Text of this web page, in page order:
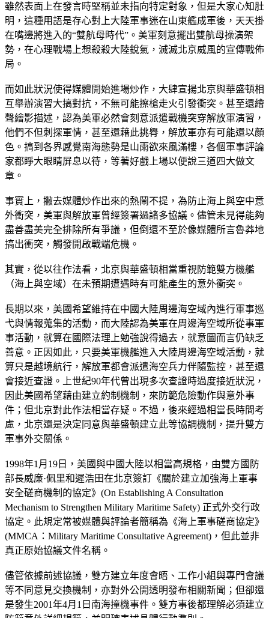
雖然表面上在發言時堅稱並未指向特定對象，但是大家心知肚
明，這種用語是存心對上大陸軍事迷在山東艦成軍後，天天掛
在嘴邊將進入的“雙航母時代”。美軍刻意擺出雙航母操演架
勢，在心理戰場上想殺殺大陸銳氣，滅滅北京威風的宣傳戰佈
局。
而如此狀況使得媒體開始進場炒作，大肆宣揚北京與華盛頓相
互舉辦演習大搞對抗，不無可能擦槍走火引發衝突。甚至還繪
聲繪影描述，認為美軍必然會刻意派遣戰機突穿解放軍演習，
他們不但刺探軍情，甚至還藉此挑臖，解放軍亦有可能還以顏
色。搞到各界感覺南海態勢是山雨欲來風滿樓，各個軍事評論
家都睜大眼睛屏息以待，等著好戲上場以便說三道四大做文
章。
事實上，撇去媒體炒作出來的熱鬧不提，為防止海上與空中意
外衝突，美軍與解放軍曾經簽署過諸多協議。儘管未見得能夠
盡善盡美完全排除所有爭議，但倒還不至於像媒體所言魯莽地
搞出衝突，觸發開啟戰端危機。
其實，從以往作法看，北京與華盛頓相當重視防範雙方機艦
（海上與空域）在未預期遭遇時有可能產生的意外衝突。
長期以來，美國希望維持在中國大陸周邊海空域內進行軍事巡
弋與情報蒐集的活動，而大陸認為美軍在周邊海空域所從事軍
事活動，就算在國際法理上勉強說得過去，就意圖而言仍缺乏
善意。正因如此，只要美軍機艦進入大陸周邊海空域活動，就
算只是越境航行，解放軍都會派遣海空兵力伴隨監控，甚至還
會接近查證。上世紀90年代曾出現多次查證時過度接近狀況，
因此美國希望藉由建立約制機制，來防範危險動作與意外事
件；但北京對此作法相當存疑。不過，後來經過相當長時間考
慮，北京還是決定同意與華盛頓建立此等協調機制，提升雙方
軍事外交關係。
1998年1月19日，美國與中國大陸以相當高規格，由雙方國防
部長威廉·佩里和遲浩田在北京簽訂《關於建立加強海上軍事
安全磋商機制的協定》(On Establishing A Consultation
Mechanism to Strengthen Military Maritime Safety) 正式外交行政
協定。此規定常被媒體與評論者簡稱為《海上軍事磋商協定》
(MMCA：Military Maritime Consultative Agreement)，但此並非
真正原始協議文件名稱。
儘管依據前述協議，雙方建立年度會晤、工作小組與專門會議
等不同意見交換機制，亦對外公開透明發布相關新聞；但卻還
是發生2001年4月1日南海撞機事件。雙方事後都理解必須建立